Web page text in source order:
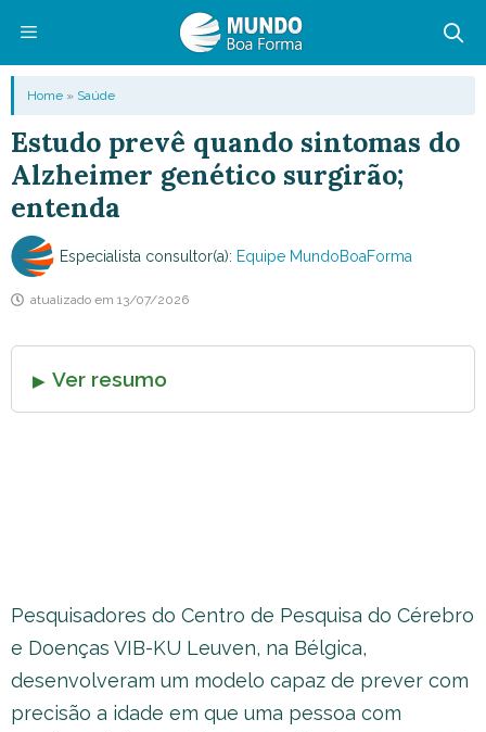
conteúdo
Menu
Home » Saúde
Estudo prevê quando sintomas do
Alzheimer genético surgirão;
entenda
Especialista consultor(a): Equipe MundoBoaForma
atualizado em 13/07/2026
Ver resumo
Pesquisadores do Centro de Pesquisa do Cérebro
e Doenças VIB-KU Leuven, na Bélgica,
desenvolveram um modelo capaz de prever com
precisão a idade em que uma pessoa com